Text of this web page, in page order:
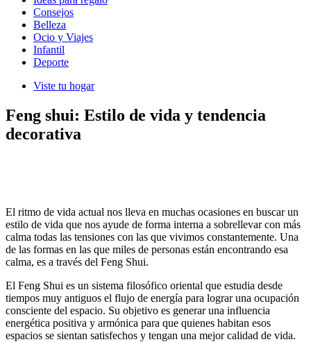
Consejos
Belleza
Ocio y Viajes
Infantil
Deporte
Viste tu hogar
Feng shui: Estilo de vida y tendencia
decorativa
El ritmo de vida actual nos lleva en muchas ocasiones en buscar un
estilo de vida que nos ayude de forma interna a sobrellevar con más
calma todas las tensiones con las que vivimos constantemente. Una
de las formas en las que miles de personas están encontrando esa
calma, es a través del Feng Shui.
El Feng Shui es un sistema filosófico oriental que estudia desde
tiempos muy antiguos el flujo de energía para lograr una ocupación
consciente del espacio. Su objetivo es generar una influencia
energética positiva y armónica para que quienes habitan esos
espacios se sientan satisfechos y tengan una mejor calidad de vida.